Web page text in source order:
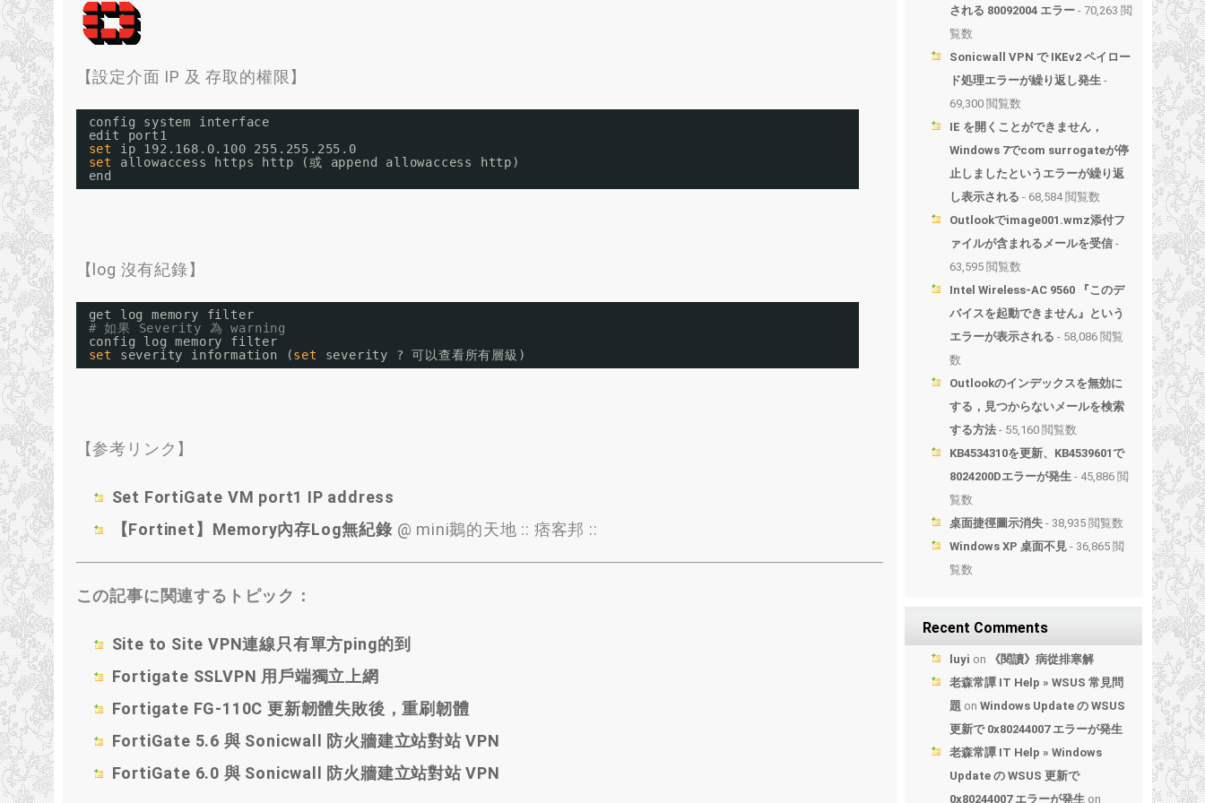
【設定介面 IP 及 存取的權限】
config system interface
edit port1
set
ip 192.168.0.100 255.255.255.0
set
allowaccess https http (或 append allowaccess http)
end
【log 沒有紀錄】
get log memory filter
# 如果 Severity 為 warning
config log memory filter
set
severity information (set severity ? 可以查看所有層級)
【参考リンク】
Set FortiGate VM port1 IP address
【Fortinet】Memory內存Log無紀錄 @ mini鵝的天地 :: 痞客邦 ::
この記事に関連するトピック：
Site to Site VPN連線只有單方ping的到
Fortigate SSLVPN 用戶端獨立上網
Fortigate FG-110C 更新韌體失敗後，重刷韌體
FortiGate 5.6 與 Sonicwall 防火牆建立站對站 VPN
FortiGate 6.0 與 Sonicwall 防火牆建立站對站 VPN
される 80092004 エラー - 70,263 閲
覧数
Sonicwall VPN で IKEv2 ペイロー
ド処理エラーが繰り返し発生 -
69,300 閲覧数
IE を開くことができません，
Windows 7でcom surrogateが停
止しましたというエラーが繰り返
し表示される - 68,584 閲覧数
Outlookでimage001.wmz添付フ
ァイルが含まれるメールを受信 -
63,595 閲覧数
Intel Wireless-AC 9560 『このデ
バイスを起動できません』という
エラーが表示される - 58,086 閲覧
数
Outlookのインデックスを無効に
する，見つからないメールを検索
する方法 - 55,160 閲覧数
KB4534310を更新、KB4539601で
8024200Dエラーが発生 - 45,886 閲
覧数
桌面捷徑圖示消失 - 38,935 閲覧数
Windows XP 桌面不見 - 36,865 閲
覧数
Recent Comments
luyi on
《閱讀》病從排寒解
老森常譚 IT Help » WSUS 常見問
題 on Windows Update の WSUS
更新で 0x80244007 エラーが発生
老森常譚 IT Help » Windows
Update の WSUS 更新で
0x80244007 エラーが発生 on